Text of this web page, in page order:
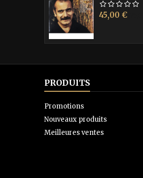
Prix
45,00 €
PRODUITS
Promotions
Nouveaux produits
Meilleures ventes